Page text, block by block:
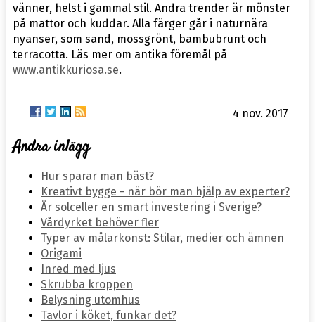
vänner, helst i gammal stil. Andra trender är mönster
på mattor och kuddar. Alla färger går i naturnära
nyanser, som sand, mossgrönt, bambubrunt och
terracotta. Läs mer om antika föremål på
www.antikkuriosa.se.
4 nov. 2017
Andra inlägg
Hur sparar man bäst?
Kreativt bygge - när bör man hjälp av experter?
Är solceller en smart investering i Sverige?
Vårdyrket behöver fler
Typer av målarkonst: Stilar, medier och ämnen
Origami
Inred med ljus
Skrubba kroppen
Belysning utomhus
Tavlor i köket, funkar det?